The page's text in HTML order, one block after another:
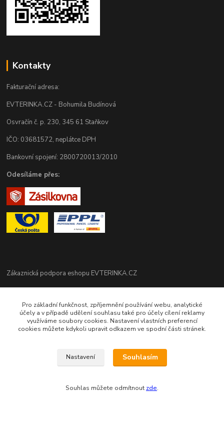
Kontakty
Fakturační adresa:
EVTERINKA.CZ - Bohumila Budínová
Osvračín č. p. 230, 345 61 Staňkov
IČO: 03681572, neplátce DPH
Bankovní spojení: 2800720013/2010
Odesíláme přes:
Zákaznická podpora eshopu EVTERINKA.CZ
tel. 733 648 549
(Po-Pá - 9:00-17:00hod, So 8:00-12:00hod)
Pro základní funkčnost, zpříjemnění používání webu, analytické
účely a v případě udělení souhlasu také pro účely cílení reklamy
využíváme soubory cookies. Nastavení vlastních preferencí
cookies můžete kdykoli upravit odkazem ve spodní části stránek.
Nastavení Souhlasím
Souhlas můžete odmítnout zde.